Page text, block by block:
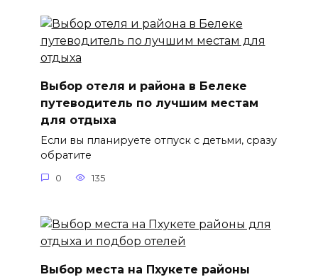
Выбор отеля и района в Белеке
путеводитель по лучшим местам
для отдыха
Если вы планируете отпуск с детьми, сразу
обратите
0 135
Выбор места на Пхукете районы